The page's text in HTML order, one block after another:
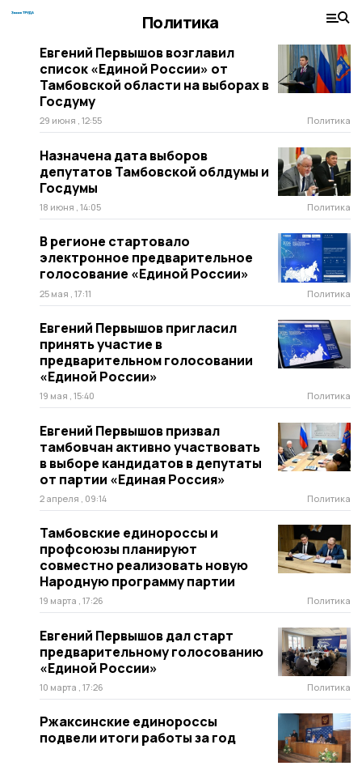
Политика
Евгений Первышов возглавил
список «Единой России» от
Тамбовской области на выборах в
Госдуму
29 июня , 12:55 Политика
Назначена дата выборов
депутатов Тамбовской облдумы и
Госдумы
18 июня , 14:05 Политика
В регионе стартовало
электронное предварительное
голосование «Единой России»
25 мая , 17:11 Политика
Евгений Первышов пригласил
принять участие в
предварительном голосовании
«Единой России»
19 мая , 15:40 Политика
Евгений Первышов призвал
тамбовчан активно участвовать
в выборе кандидатов в депутаты
от партии «Единая Россия»
2 апреля , 09:14 Политика
Тамбовские единороссы и
профсоюзы планируют
совместно реализовать новую
Народную программу партии
19 марта , 17:26 Политика
Евгений Первышов дал старт
предварительному голосованию
«Единой России»
10 марта , 17:26 Политика
Ржаксинские единороссы
подвели итоги работы за год